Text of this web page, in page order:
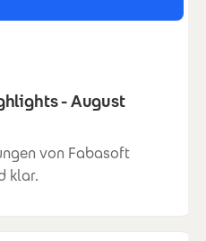
- August
von Fabasoft
klar.